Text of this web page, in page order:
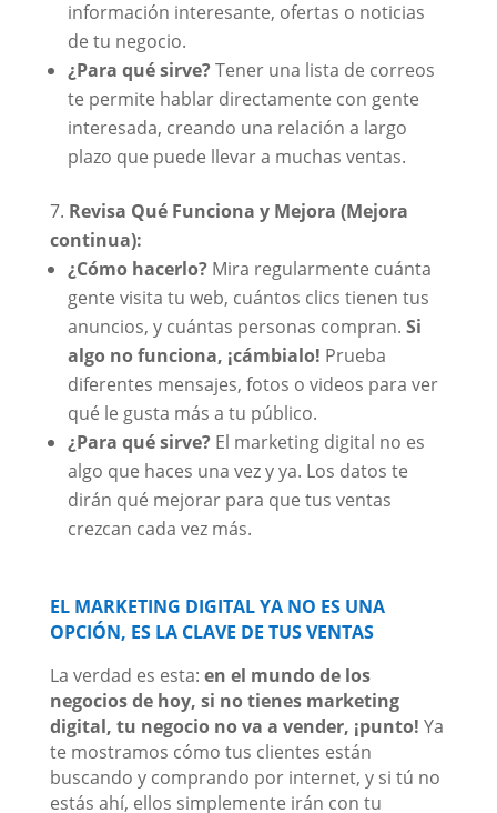
información interesante, ofertas o noticias
de tu negocio.
¿Para qué sirve?Tener una lista de correos
te permite hablar directamente con gente
interesada, creando una relación a largo
plazo que puede llevar a muchas ventas.
Revisa Qué Funciona y Mejora (Mejora
continua):
¿Cómo hacerlo?Mira regularmente cuánta
gente visita tu web, cuántos clics tienen tus
anuncios, y cuántas personas compran. Si
algo no funciona, ¡cámbialo! Prueba
diferentes mensajes, fotos o videos para ver
qué le gusta más a tu público.
¿Para qué sirve?El marketing digital no es
algo que haces una vez y ya. Los datos te
dirán qué mejorar para que tus ventas
crezcan cada vez más.
EL MARKETING DIGITAL YA NO ES UNA
OPCIÓN, ES LA CLAVE DE TUS VENTAS
La verdad es esta: en el mundo de los
negocios de hoy, si no tienes marketing
digital, tu negocio no va a vender, ¡punto! Ya
te mostramos cómo tus clientes están
buscando y comprando por internet, y si tú no
estás ahí, ellos simplemente irán con tu